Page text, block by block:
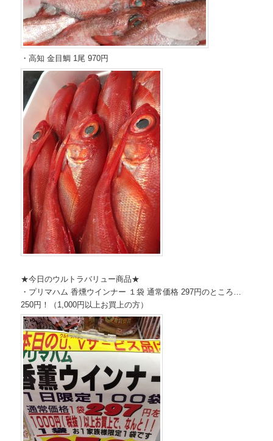
・高知 金目鯛 1尾 970円
★今日のウルトラバリュー商品★
・プリマハム 香燻ウインナー １袋 通常価格 297円のところ…
250円！（1,000円以上お買上の方）